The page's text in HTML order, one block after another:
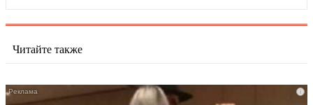
Читайте также
i